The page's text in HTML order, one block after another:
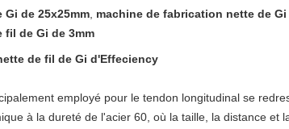
de 25x25mm machine de fabrication nette de Gi
fil de Gi de 3mm
de fil de Gi d'Effeciency
employé pour le tendon longitudinal se
à la dureté de l'acier 60, où la taille, la distance et